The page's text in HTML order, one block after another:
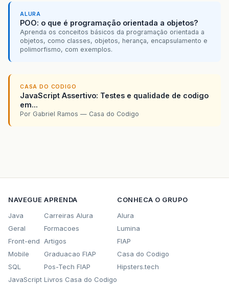
ALURA
POO: o que é programação orientada a objetos?
Aprenda os conceitos básicos da programação orientada a
objetos, como classes, objetos, herança, encapsulamento e
polimorfismo, com exemplos.
CASA DO CODIGO
JavaScript Assertivo: Testes e qualidade de codigo
em...
Por Gabriel Ramos — Casa do Codigo
NAVEGUE
Java
Geral
Front-end
Mobile
SQL
JavaScript
APRENDA
Carreiras Alura
Formacoes
Artigos
Graduacao FIAP
Pos-Tech FIAP
Livros Casa do Codigo
CONHECA O GRUPO
Alura
Lumina
FIAP
Casa do Codigo
Hipsters.tech